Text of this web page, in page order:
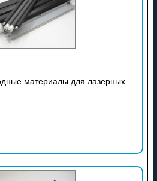
материалы для лазерных